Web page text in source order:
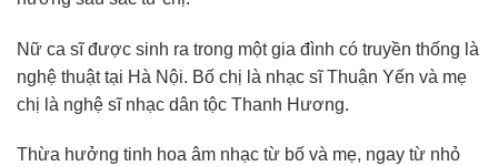
Nữ ca sĩ được sinh ra trong một gia đình có truyền thống là
nghệ thuật tại Hà Nội. Bố chị là nhạc sĩ Thuận Yến và mẹ
chị là nghệ sĩ nhạc dân tộc Thanh Hương.
Thừa hưởng tinh hoa âm nhạc từ bố và mẹ, ngay từ nhỏ